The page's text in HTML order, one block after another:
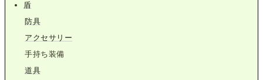
盾
防具
アクセサリー
手持ち装備
道具